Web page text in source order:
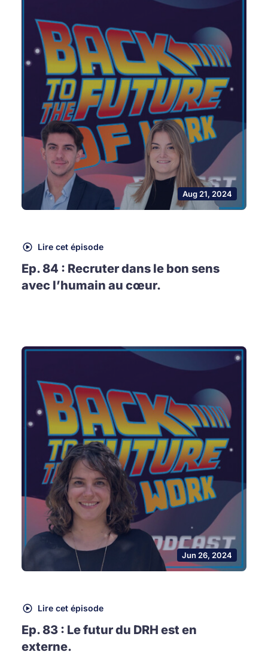
Aug 21, 2024
Lire cet épisode
Ep. 84 : Recruter dans le bon sens
avec l’humain au cœur.
Jun 26, 2024
Lire cet épisode
Ep. 83 : Le futur du DRH est en
externe.